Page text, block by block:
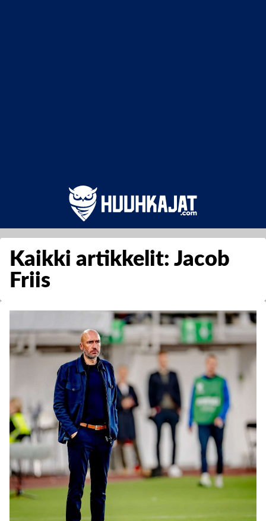
Kaikki artikkelit: Jacob
Friis